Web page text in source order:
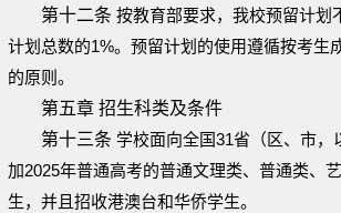
第十二条 按教育部要求，我校预留计划
计划总数的1%。预留计划的使用遵循按考生
的原则。
第五章 招生科类及条件
第十三条 学校面向全国31省（区、市，
加2025年普通高考的普通文理类、普通类、
生，并且招收港澳台和华侨学生。